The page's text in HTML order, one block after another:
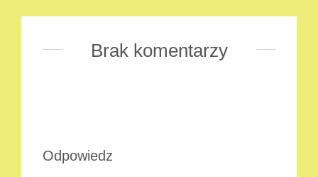
Brak komentarzy
Odpowiedz